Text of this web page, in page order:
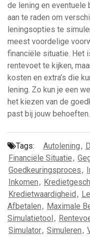
de lening en eventuele
aan te raden om
leningsopties te
meest voordelige
financiële situatie. Het
rentevoet te kijken,
kosten en extra’s die
lening. Zo kun je een
het kiezen van de
past bij jouw behoeften.
Tags: Autolening,
Financiële Situatie,
Goedkeuringsproces,
Inkomen,
Kredietwaardigheid,
Afbetalen, Maximale
Simulatietool,
Simulator, Simuleren,